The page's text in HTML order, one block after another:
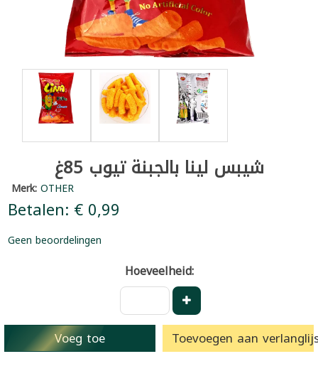
شيبس لينا بالجبنة تيوب 85غ
Merk:OTHER
Betalen: € 0,99
Geen beoordelingen
Hoeveelheid:
Voeg toe Toevoegen aan